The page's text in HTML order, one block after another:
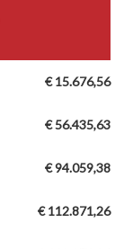
€ 15.676,56
€ 56.435,63
€ 94.059,38
€ 112.871,26